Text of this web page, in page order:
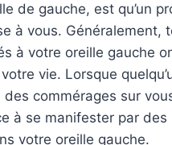
de gauche, est qu’un
à vous. Généralement,
à votre oreille gauche
vie. Lorsque
commérages sur
à se manifester par des
votre oreille gauche.